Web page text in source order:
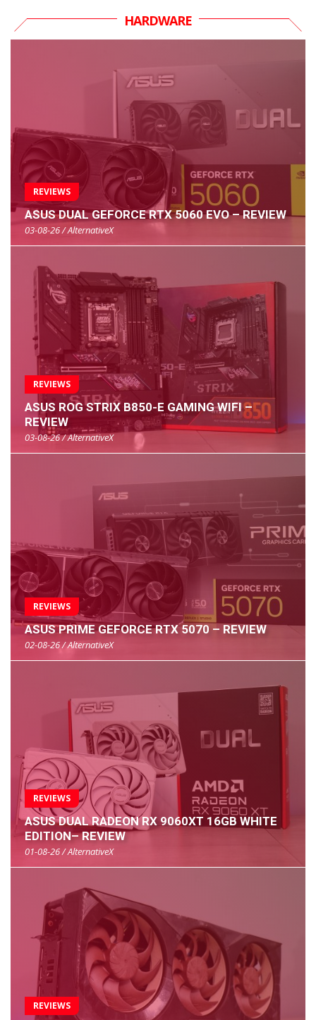
HARDWARE
REVIEWS
ASUS DUAL GEFORCE RTX 5060 EVO – REVIEW
03-08-26 / AlternativeX
REVIEWS
ASUS ROG STRIX B850-E GAMING WIFI –
REVIEW
03-08-26 / AlternativeX
REVIEWS
ASUS PRIME GEFORCE RTX 5070 – REVIEW
02-08-26 / AlternativeX
REVIEWS
ASUS DUAL RADEON RX 9060XT 16GB WHITE
EDITION– REVIEW
01-08-26 / AlternativeX
REVIEWS